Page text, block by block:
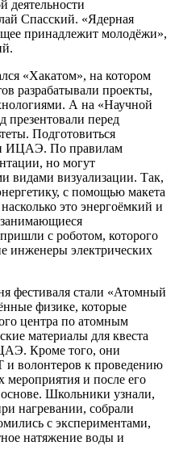
деятельности
Спасский. «Ядерная
принадлежит молодёжи»,
«Хакатом», на котором
разрабатывали проекты,
А на «Научной
презентовали перед
Подготовиться
ИЦАЭ. По правилам
но могут
видами визуализации. Так,
с помощью макета
это энергоёмкий и
с роботом, которого
инженеры электрических
фестиваля стали «Атомный
физике, которые
центра по атомным
материалы для квеста
Кроме того, они
волонтеров к проведению
мероприятия и после его
Школьники узнали,
нагревании, собрали
с экспериментами,
натяжение воды и